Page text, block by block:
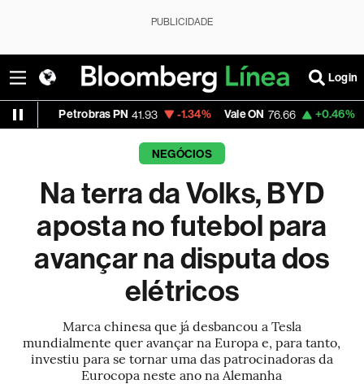
PUBLICIDADE
Login
41.93 -1.34% Vale ON 76.66 +0.46% Itaú PN
NEGÓCIOS
Na terra da Volks, BYD
aposta no futebol para
avançar na disputa dos
elétricos
Marca chinesa que já desbancou a Tesla
mundialmente quer avançar na Europa e, para tanto,
investiu para se tornar uma das patrocinadoras da
Eurocopa neste ano na Alemanha